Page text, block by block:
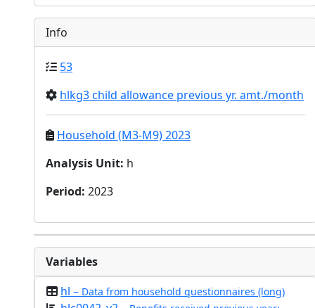
Info
53
hlkg3 child allowance previous yr. amt./month
Household (M3-M9) 2023
Analysis Unit: h
Period: 2023
Variables
hl – Data from household questionnaires (long)